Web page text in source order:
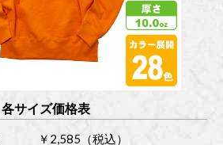
各サイズ価格表
￥2,585（税込）